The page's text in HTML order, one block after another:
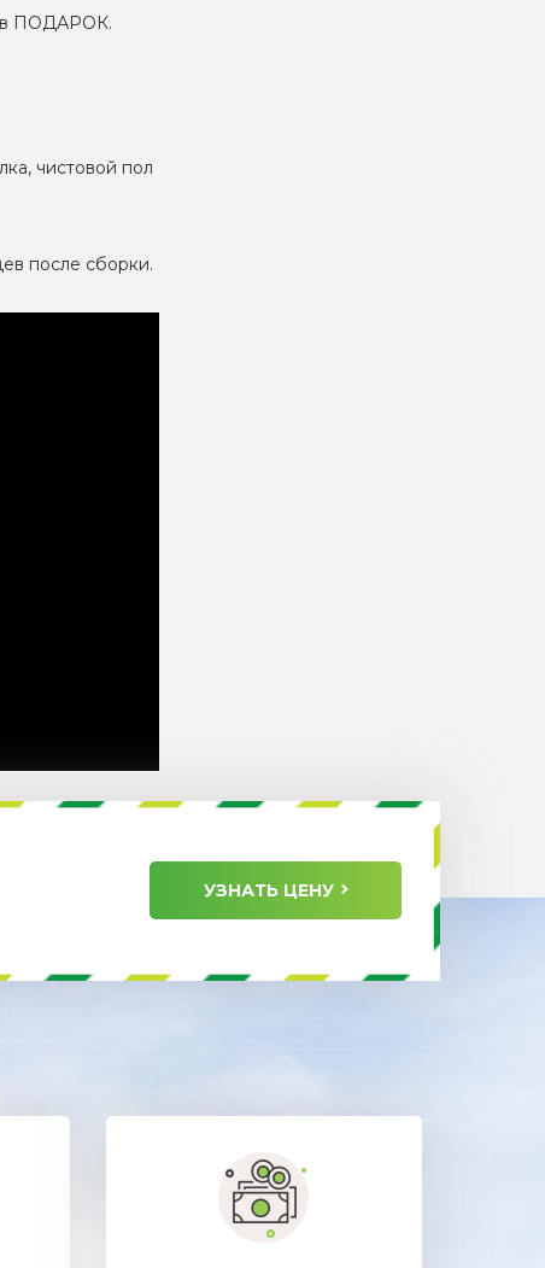
в ПОДАРОК.
чистовой пол
после сборки.
УЗНАТЬ ЦЕНУ